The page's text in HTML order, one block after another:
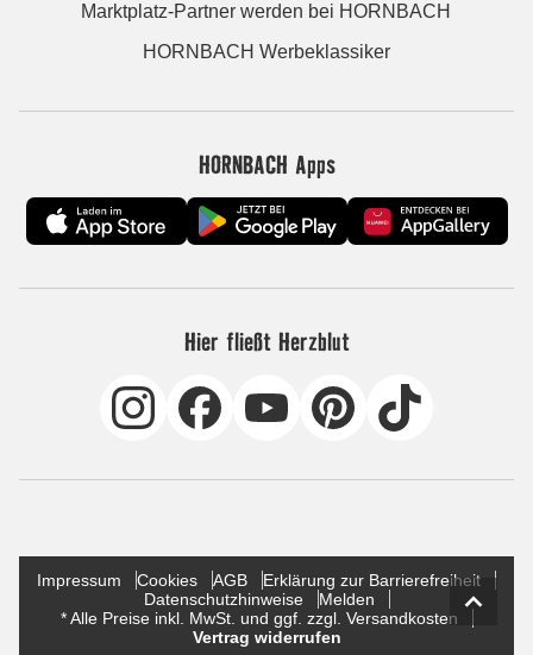
Marktplatz-Partner werden bei HORNBACH
HORNBACH Werbeklassiker
HORNBACH Apps
Hier fließt Herzblut
Impressum Cookies AGB
Erklärung zur Barrierefreiheit
Datenschutzhinweise
Melden
* Alle Preise inkl. MwSt. und ggf. zzgl. Versandkosten
Vertrag widerrufen